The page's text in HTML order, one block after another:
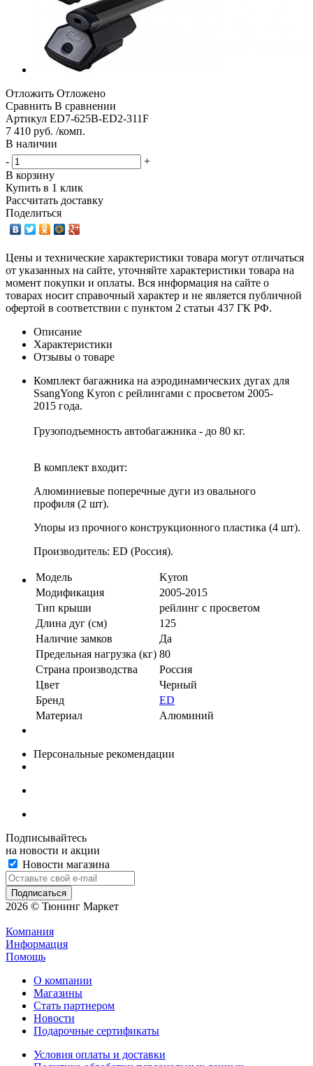
Отложить Отложено
Сравнить В сравнении
Артикул ED7-625B-ED2-311F
7 410 руб. /комп.
В наличии
-
+
В корзину
Купить в 1 клик
Рассчитать доставку
Поделиться
Цены и технические характеристики товара могут отличаться
от указанных на сайте, уточняйте характеристики товара на
момент покупки и оплаты. Вся информация на сайте о
товарах носит справочный характер и не является публичной
офертой в соответствии с пунктом 2 статьи 437 ГК РФ.
Описание
Характеристики
Отзывы о товаре
Комплект багажника на аэродинамических дугах для
SsangYong Kyron с рейлингами с просветом 2005-
2015 года.
Грузоподъемность автобагажника - до 80 кг.
В комплект входит:
Алюминиевые поперечные дуги из овального
профиля (2 шт).
Упоры из прочного конструкционного пластика (4 шт).
Производитель: ED (Россия).
Модель
Kyron
Модификация
2005-2015
Тип крыши
рейлинг с просветом
Длина дуг (см)
125
Наличие замков
Да
Предельная нагрузка (кг) 80
Страна производства
Россия
Цвет
Черный
Бренд
ED
Материал
Алюминий
Персональные рекомендации
Подписывайтесь
на новости и акции
Новости магазина
2026 © Тюнинг Маркет
Компания
Информация
Помощь
О компании
Магазины
Стать партнером
Новости
Подарочные сертификаты
Условия оплаты и доставки